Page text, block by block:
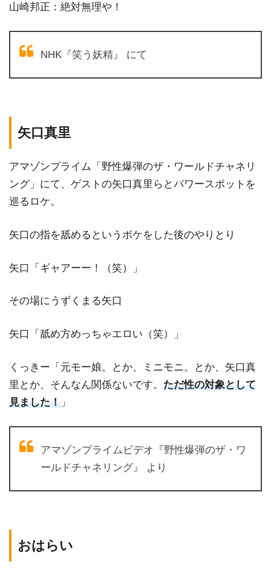
山崎邦正：絶対無理や！
NHK『笑う妖精』 にて
矢口真里
アマゾンプライム「野性爆弾のザ・ワールドチャネリ
ング」にて、ゲストの矢口真里らとパワースポットを
巡るロケ。
矢口の指を舐めるというボケをした後のやりとり
矢口「ギャアーー！（笑）」
その場にうずくまる矢口
矢口「舐め方めっちゃエロい（笑）」
くっきー「元モー娘。とか、ミニモニ。とか、矢口真
里とか、そんなん関係ないです。 ただ性の対象として
見ました！ 」
アマゾンプライムビデオ『野性爆弾のザ・ワ
ールドチャネリング』 より
おはらい